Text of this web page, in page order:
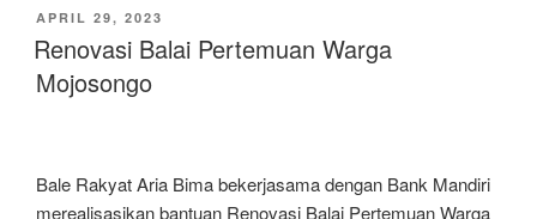
POSTED
ON
APRIL 29, 2023
Renovasi Balai Pertemuan Warga
Mojosongo
Bale Rakyat Aria Bima bekerjasama dengan Bank Mandiri
merealisasikan bantuan Renovasi Balai Pertemuan Warga